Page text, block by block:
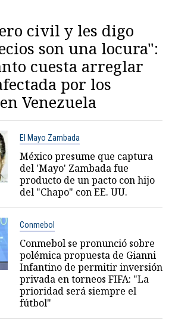
civil y les digo
son una locura":
cuesta arreglar
por los
Venezuela
El Mayo Zambada
México presume que captura
del 'Mayo' Zambada fue
producto de un pacto con hijo
del "Chapo" con EE. UU.
Conmebol
Conmebol se pronunció sobre
polémica propuesta de Gianni
Infantino de permitir inversión
privada en torneos FIFA: "La
prioridad será siempre el
fútbol"